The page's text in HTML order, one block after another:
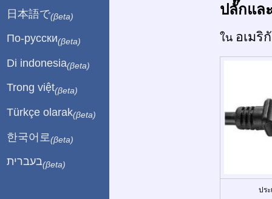
ปลั๊กแล
ใน อเมริ
ปร
日本語で(βeta)
По-русски(βeta)
Di indonesia(βeta)
Trong việt(βeta)
Türkçe olarak(βeta)
한국어로 (βeta)
בעברית(βeta)